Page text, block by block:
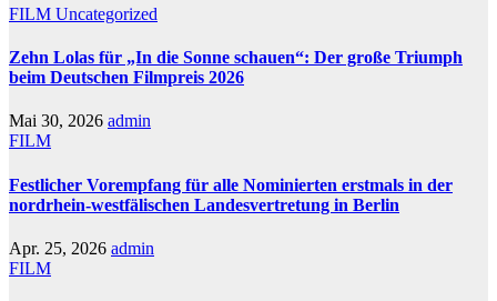
FILM Uncategorized
Zehn Lolas für „In die Sonne schauen“: Der große Triumph
beim Deutschen Filmpreis 2026
Mai 30, 2026 admin
FILM
Festlicher Vorempfang für alle Nominierten erstmals in der
nordrhein-westfälischen Landesvertretung in Berlin
Apr. 25, 2026 admin
FILM